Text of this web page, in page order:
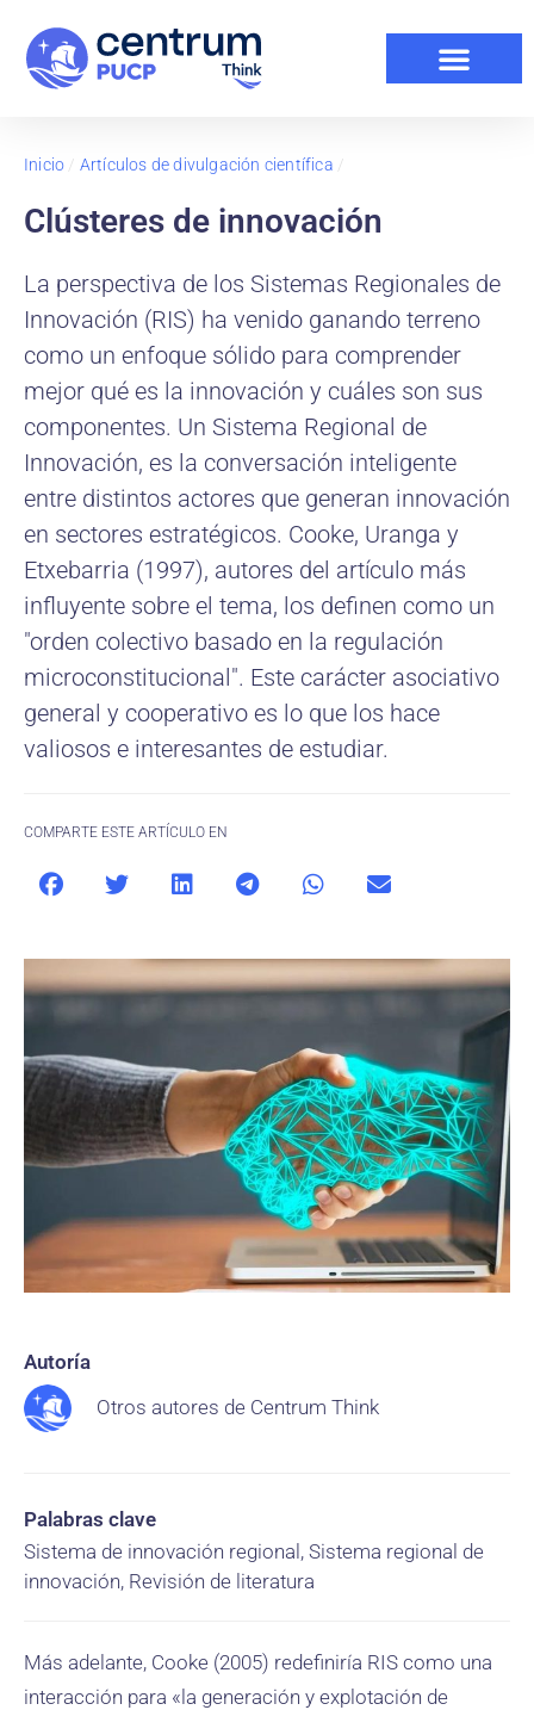
Inicio / Artículos de divulgación científica /
Clústeres de innovación
La perspectiva de los Sistemas Regionales de
Innovación (RIS) ha venido ganando terreno
como un enfoque sólido para comprender
mejor qué es la innovación y cuáles son sus
componentes. Un Sistema Regional de
Innovación, es la conversación inteligente
entre distintos actores que generan innovación
en sectores estratégicos. Cooke, Uranga y
Etxebarria (1997), autores del artículo más
influyente sobre el tema, los definen como un
"orden colectivo basado en la regulación
microconstitucional". Este carácter asociativo
general y cooperativo es lo que los hace
valiosos e interesantes de estudiar.
COMPARTE ESTE ARTÍCULO EN
Autoría
Otros autores de Centrum Think
Palabras clave
Sistema de innovación regional, Sistema regional de
innovación, Revisión de literatura
Más adelante, Cooke (2005) redefiniría RIS como una
interacción para «la generación y explotación de